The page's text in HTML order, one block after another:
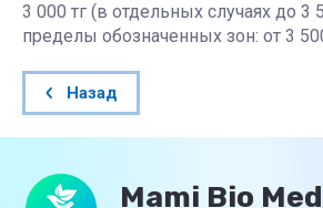
3 000 тг (в отдельных случаях до 3
пределы обозначенных зон: от 3
Назад
Mami Bio Med